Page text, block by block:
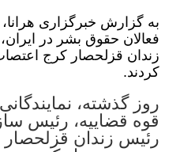
به گزارش خبرگزاری
فعالان حقوق بشر در
زندان قزلحصار کرج
کردند.
روز گذشته،
قوه قضاییه، رئیس
رئیس زندان قزلحصار